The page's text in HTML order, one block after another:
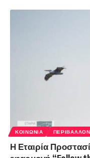
ΚΟΙΝΩΝΊΑ ΠΕΡΙΒΆΛΛΟΝ
Η Εταιρία